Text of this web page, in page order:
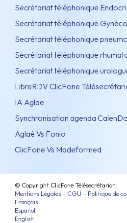
Secrétariat téléphonique
Secrétariat téléphonique
Secrétariat téléphonique
Secrétariat téléphonique
Secrétariat téléphonique
LibreRDV ClicFone
IA Aglae
Synchronisation agenda
Aglaé Vs Fonio
ClicFone Vs Madeformed
© Copyright ClicFone Télésecrétariat
Mentions Légales – CGU – Politique de
Français
Español
English